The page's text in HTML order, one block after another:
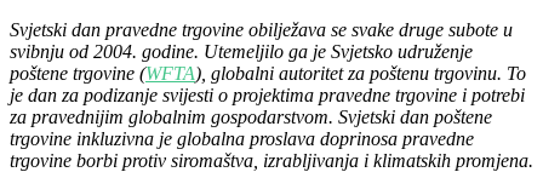
Svjetski dan pravedne trgovine obilježava se svake druge subote u
svibnju od 2004. godine. Utemeljilo ga je Svjetsko udruženje
poštene trgovine (WFTA), globalni autoritet za poštenu trgovinu. To
je dan za podizanje svijesti o projektima pravedne trgovine i potrebi
za pravednijim globalnim gospodarstvom. Svjetski dan poštene
trgovine inkluzivna je globalna proslava doprinosa pravedne
trgovine borbi protiv siromaštva, izrabljivanja i klimatskih promjena.